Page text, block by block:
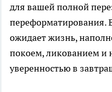
для вашей полной
переформатирования.
ожидает жизнь,
покоем, ликованием и
уверенностью в